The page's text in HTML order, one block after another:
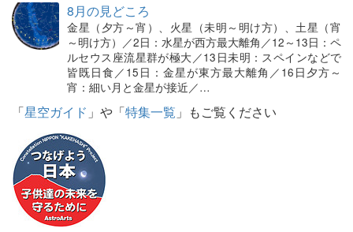
8月の見どころ
金星（夕方～宵）、火星（未明～明け方）、土星（宵
～明け方）／2日：水星が西方最大離角／12～13日：ペ
ルセウス座流星群が極大／13日未明：スペインなどで
皆既日食／15日：金星が東方最大離角／16日夕方～
宵：細い月と金星が接近／…
「星空ガイド 」や「特集一覧 」もご覧ください